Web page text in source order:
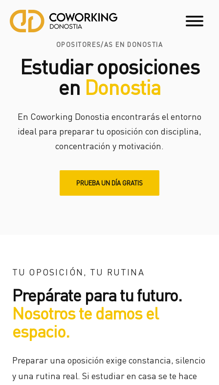
contenido
Menú
OPOSITORES/AS EN DONOSTIA
Estudiar oposiciones
en Donostia
En Coworking Donostia encontrarás el entorno
ideal para preparar tu oposición con disciplina,
concentración y motivación.
PRUEBA UN DÍA GRATIS
TU OPOSICIÓN, TU RUTINA
Prepárate para tu futuro.
Nosotros te damos el
espacio.
Preparar una oposición exige constancia, silencio
y una rutina real. Si estudiar en casa se te hace